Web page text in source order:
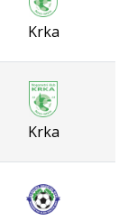
Krka
Krka